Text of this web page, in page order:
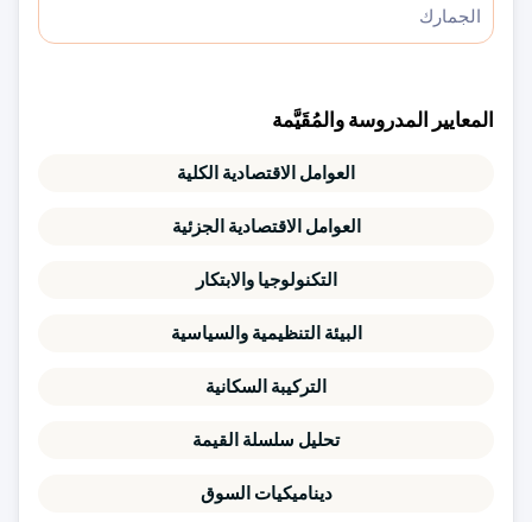
الجمارك
المعايير المدروسة والمُقَيَّمة
العوامل الاقتصادية الكلية
العوامل الاقتصادية الجزئية
التكنولوجيا والابتكار
البيئة التنظيمية والسياسية
التركيبة السكانية
تحليل سلسلة القيمة
ديناميكيات السوق